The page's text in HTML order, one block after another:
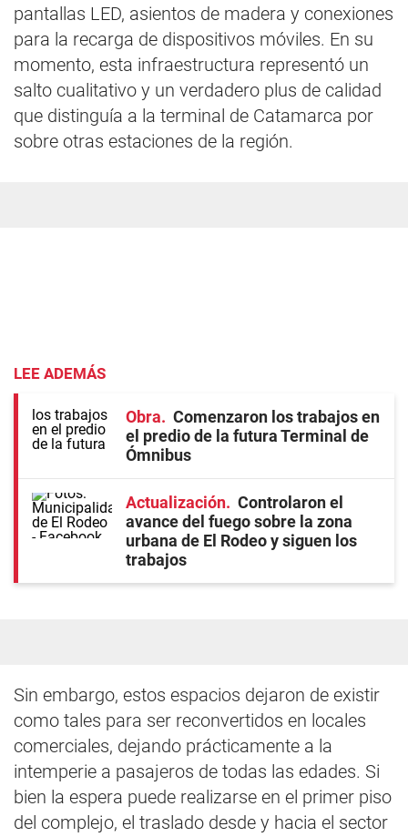
pantallas LED, asientos de madera y conexiones
para la recarga de dispositivos móviles. En su
momento, esta infraestructura representó un
salto cualitativo y un verdadero plus de calidad
que distinguía a la terminal de Catamarca por
sobre otras estaciones de la región.
LEE ADEMÁS
Obra
Comenzaron los trabajos en
el predio de la futura Terminal de
Ómnibus
Actualización
Controlaron el
avance del fuego sobre la zona
urbana de El Rodeo y siguen los
trabajos
Sin embargo, estos espacios dejaron de existir
como tales para ser reconvertidos en locales
comerciales, dejando prácticamente a la
intemperie a pasajeros de todas las edades. Si
bien la espera puede realizarse en el primer piso
del complejo, el traslado desde y hacia el sector